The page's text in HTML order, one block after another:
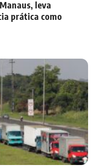
leva
prática como